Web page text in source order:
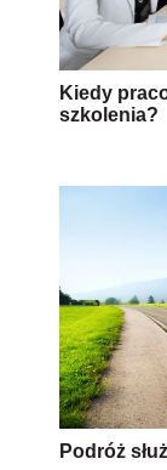
Kiedy
szkolenia?
Podróż